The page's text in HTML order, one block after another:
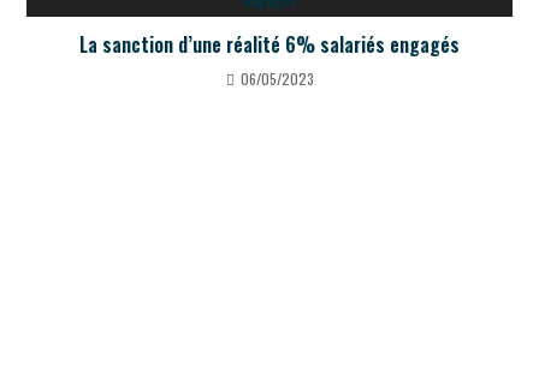
La sanction d’une réalité 6% salariés engagés
06/05/2023